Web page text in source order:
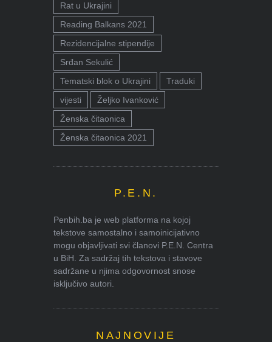
Rat u Ukrajini
Reading Balkans 2021
Rezidencijalne stipendije
Srđan Sekulić
Tematski blok o Ukrajini
Traduki
vijesti
Željko Ivanković
Ženska čitaonica
Ženska čitaonica 2021
P.E.N.
Penbih.ba je web platforma na kojoj
tekstove samostalno i samoinicijativno
mogu objavljivati svi članovi P.E.N. Centra
u BiH. Za sadržaj tih tekstova i stavove
sadržane u njima odgovornost snose
isključivo autori.
NAJNOVIJE